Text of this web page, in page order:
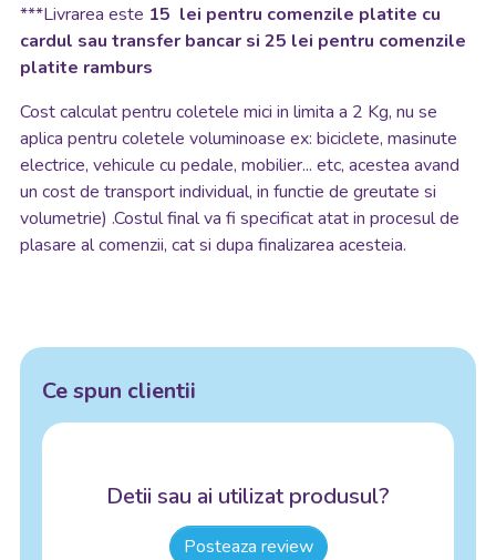
***Livrarea este 15 lei pentru comenzile platite cu
cardul sau transfer bancar si 25 lei pentru comenzile
platite ramburs
Cost calculat pentru coletele mici in limita a 2 Kg, nu se
aplica pentru coletele voluminoase ex: biciclete, masinute
electrice, vehicule cu pedale, mobilier... etc, acestea avand
un cost de transport individual, in functie de greutate si
volumetrie) .Costul final va fi specificat atat in procesul de
plasare al comenzii, cat si dupa finalizarea acesteia.
Ce spun clientii
Detii sau ai utilizat produsul?
Posteaza review